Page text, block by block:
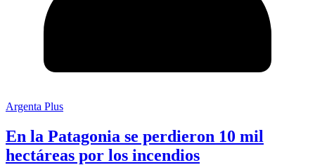
Argenta Plus
En la Patagonia se perdieron 10 mil
hectáreas por los incendios